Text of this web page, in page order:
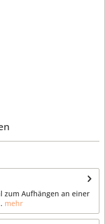
Aufhängen an einer
mehr